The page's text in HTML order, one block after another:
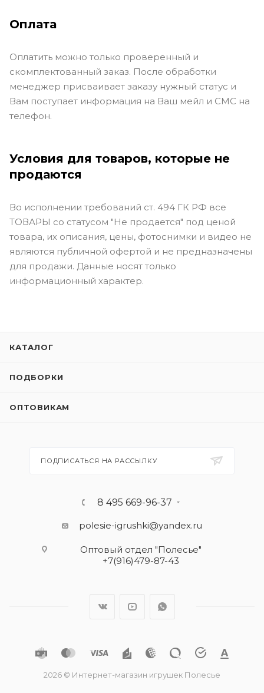
Оплата
Оплатить можно только проверенный и
скомплектованный заказ. После обработки
менеджер присваивает заказу нужный статус и
Вам поступает информация на Ваш мейл и СМС на
телефон.
Условия для товаров, которые не
продаются
Во исполнении требований ст. 494 ГК РФ все
ТОВАРЫ со статусом "Не продается" под ценой
товара, их описания, цены, фотоснимки и видео не
являются публичной офертой и не предназначены
для продажи. Данные носят только
информационный характер.
КАТАЛОГ
ПОДБОРКИ
ОПТОВИКАМ
ПОДПИСАТЬСЯ НА РАССЫЛКУ
8 495 669-96-37
polesie-igrushki@yandex.ru
Оптовый отдел "Полесье"
+7(916)479-87-43
2026 © Интернет-магазин игрушек Полесье